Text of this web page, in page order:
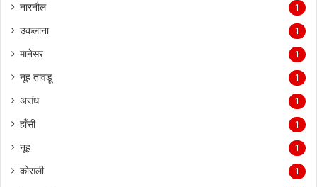
नारनौल 1
उकलाना 1
मानेसर 1
नूह तावडू 1
असंध 1
हाँसी 1
नूह 1
कोसली 1